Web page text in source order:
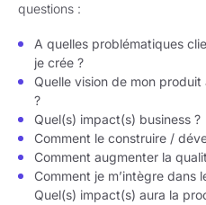
questions :
A quelles problématiques
je crée ?
Quelle vision de mon
?
Quel(s) impact(s) business ?
Comment le construire /
Comment augmenter la
Comment je m’intègre dans
Quel(s) impact(s) aura la